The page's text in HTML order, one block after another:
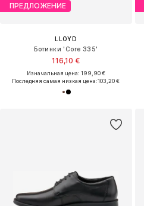
ПРЕДЛОЖЕНИЕ
LLOYD
Ботинки 'Core 335'
116,10 €
Изначальная цена: 199,90 €
Последняя самая низкая цена:103,20 €